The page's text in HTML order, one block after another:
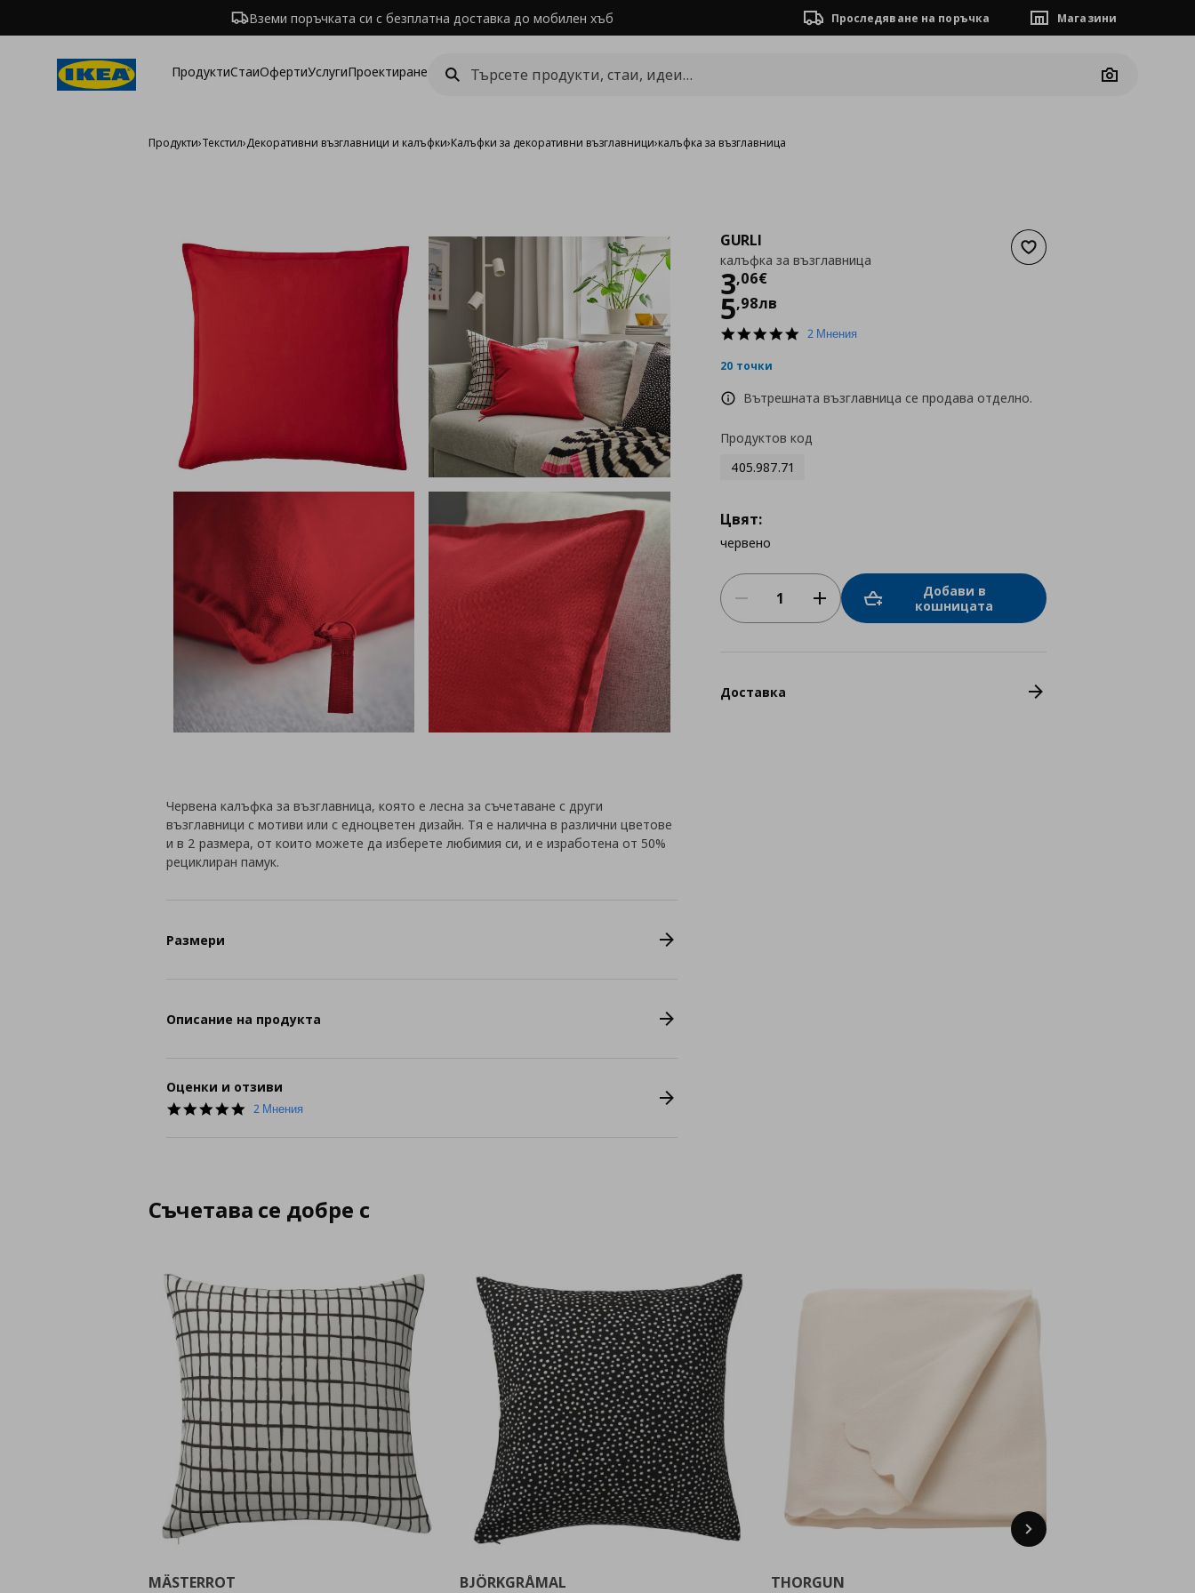
Вземи поръчката си с безплатна доставка до мобилен хъб Проследяване на поръчка Магазини
ПродуктиСтаиОфертиУслугиПроектиране
Camera
Продукти›Текстил›Декоративни възглавници и калъфки›Калъфки за декоративни възглавници›калъфка за възглавница
Добави към списъка с
GURLI
калъфка за възглавница
3,06€
Цена
5,98лв
5.02 Мнения
20 точки
Вътрешната възглавница се продава отделно.
Продуктов код
405.987.71
Цвят:
червено
Добави в
кошницата
Доставка
Червена калъфка за възглавница, която е лесна за съчетаване с други
възглавници с мотиви или с едноцветен дизайн. Тя е налична в различни цветове
и в 2 размера, от които можете да изберете любимия си, и е изработена от 50%
рециклиран памук.
Размери
Описание на продукта
Оценки и отзиви
5.0
2 Мнения
Съчетава се добре с
MÄSTERROT
BJÖRKGRÅMAL
THORGUN
Next